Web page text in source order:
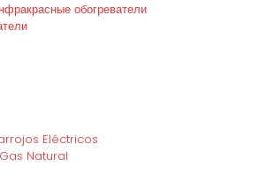
обогреватели
Eléctricos
Natural